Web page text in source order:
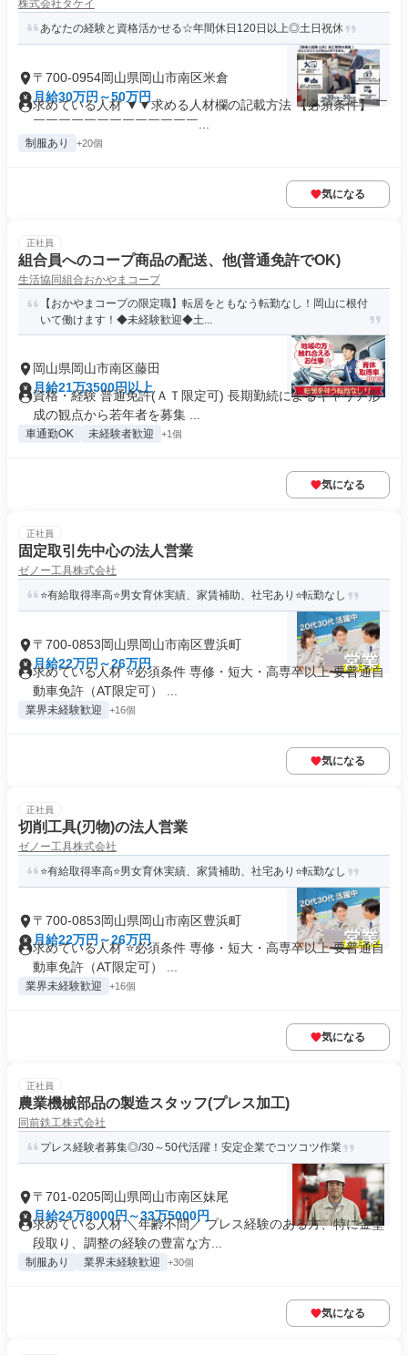
株式会社タケイ
あなたの経験と資格活かせる☆年間休日120日以上◎土日祝休
〒700-0954岡山県岡山市南区米倉
月給30万円～50万円
求めている人材 ▼▼求める人材欄の記載方法 【必須条件】 ￣
￣￣￣￣￣￣￣￣￣￣￣￣￣...
制服あり +20個
気になる
正社員
組合員へのコープ商品の配送、他(普通免許でOK)
生活協同組合おかやまコープ
【おかやまコープの限定職】転居をともなう転勤なし！岡山に根付
いて働けます！◆未経験歓迎◆土...
岡山県岡山市南区藤田
月給21万3500円以上
資格・経験 普通免許(ＡＴ限定可) 長期勤続によるキャリア形
成の観点から若年者を募集 ...
車通勤OK 未経験者歓迎 +1個
気になる
正社員
固定取引先中心の法人営業
ゼノー工具株式会社
⭐有給取得率高⭐男女育休実績、家賃補助、社宅あり⭐転勤なし
〒700-0853岡山県岡山市南区豊浜町
月給22万円～26万円
求めている人材 ⭐必須条件 専修・短大・高専卒以上 要普通自
動車免許（AT限定可） ...
業界未経験歓迎 +16個
気になる
正社員
切削工具(刃物)の法人営業
ゼノー工具株式会社
⭐有給取得率高⭐男女育休実績、家賃補助、社宅あり⭐転勤なし
〒700-0853岡山県岡山市南区豊浜町
月給22万円～26万円
求めている人材 ⭐必須条件 専修・短大・高専卒以上 要普通自
動車免許（AT限定可） ...
業界未経験歓迎 +16個
気になる
正社員
農業機械部品の製造スタッフ(プレス加工)
同前鉄工株式会社
プレス経験者募集◎/30～50代活躍！安定企業でコツコツ作業
〒701-0205岡山県岡山市南区妹尾
月給24万8000円～33万5000円
求めている人材 ＼年齢不問／ プレス経験のある方、特に金型
段取り、調整の経験の豊富な方...
制服あり 業界未経験歓迎 +30個
気になる